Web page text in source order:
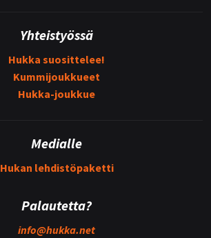
Yhteistyössä
Hukka suosittelee!
Kummijoukkueet
Hukka-joukkue
Medialle
Hukan lehdistöpaketti
Palautetta?
info@hukka.net